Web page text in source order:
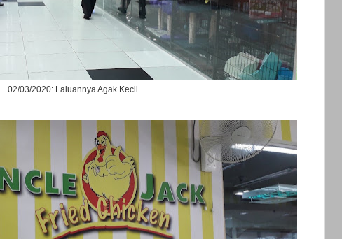
02/03/2020: Laluannya Agak Kecil